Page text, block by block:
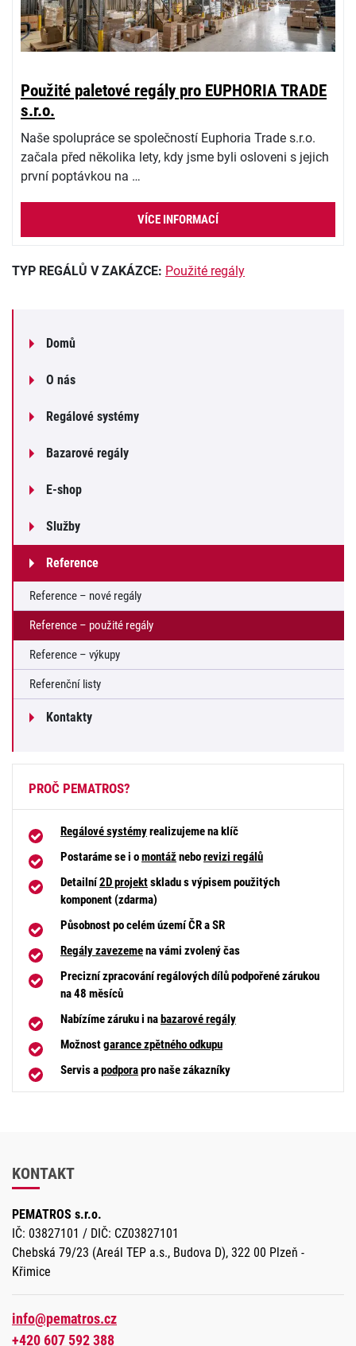
Domů
O nás
Regálové systémy
Bazarové regály
E-shop
Služby
Reference
Reference – nové regály
Reference – použité regály
Reference – výkupy
Referenční listy
Kontakty
PROČ PEMATROS?
Regálové systémyrealizujeme na klíč
Postaráme se i omontážneborevizi regálů
Detailní2D projektskladu s výpisem použitých
komponent (zdarma)
Působnost po celém území ČR a SR
Regály zavezemena vámi zvolený čas
Precizní zpracování regálových dílů podpořené zárukou
na 48 měsíců
Nabízíme záruku i nabazarové regály
Možnostgarance zpětného odkupu
Servis apodporapro naše zákazníky
Použité paletové regály pro EUPHORIA TRADE
s.r.o.
Naše spolupráce se společností Euphoria Trade s.r.o.
začala před několika lety, kdy jsme byli osloveni s jejich
první poptávkou na …
VÍCE INFORMACÍ
TYP REGÁLŮ V ZAKÁZCE: Použité regály
KONTAKT
PEMATROS s.r.o.
IČ: 03827101 / DIČ: CZ03827101
Chebská 79/23 (Areál TEP a.s., Budova D), 322 00 Plzeň -
Křimice
info@pematros.cz
+420 607 592 388